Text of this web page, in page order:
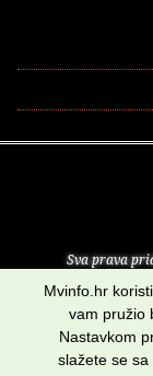
Sva prava
O nama•
Mvinfo.hr
vam pružio
Nastavkom
slažete se sa